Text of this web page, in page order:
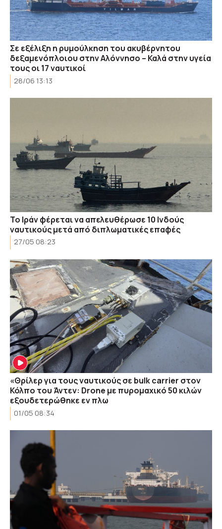
Σε εξέλιξη η ρυμούλκηση του ακυβέρνητου
δεξαμενόπλοιου στην Αλόννησο – Καλά στην υγεία
τους οι 17 ναυτικοί
28/06 13:13
Το Ιράν φέρεται να απελευθέρωσε 10 Ινδούς
ναυτικούς μετά από διπλωματικές επαφές
27/05 08:23
«Θρίλερ για τους ναυτικούς σε bulk carrier στον
Κόλπο του Άντεν: Drone με πυρομαχικό 50 κιλών
εξουδετερώθηκε εν πλω
01/05 08:34